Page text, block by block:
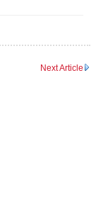
Next Article